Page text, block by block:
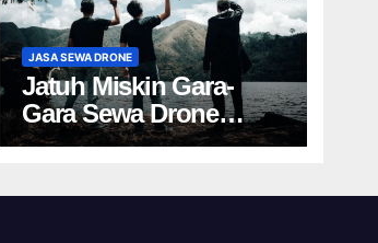
JASA SEWA DRONE
Jatuh Miskin Gara-
Gara Sewa Drone
Yogya? Cek Harga Ini!